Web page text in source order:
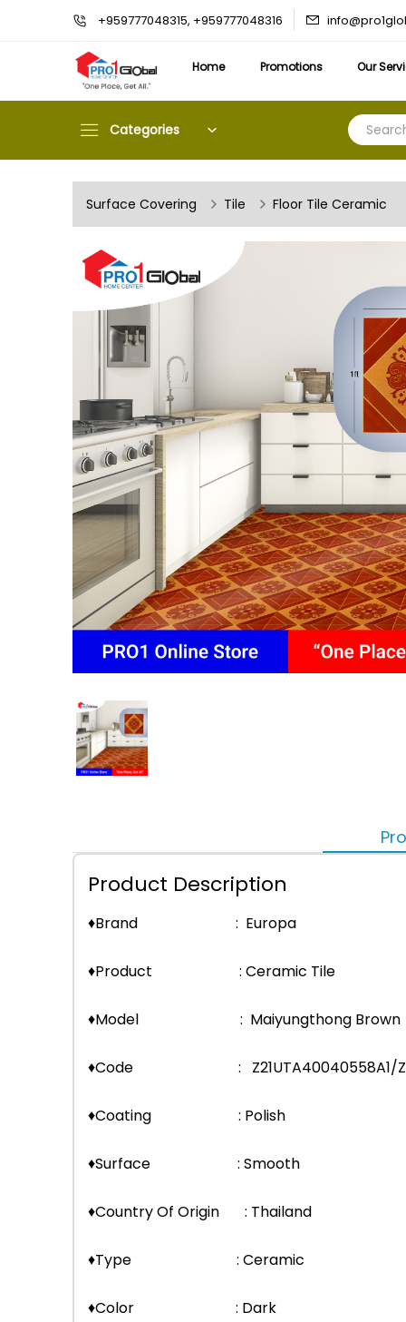
+959777048315, +959777048316
Home Promotions Our
Categories
Surface Covering Tile Floor Tile Ceramic
Product Description
♦Brand : Europa
♦Product : Ceramic Tile
♦Model : Maiyungthong Brown
♦Code : Z21UTA40040558A1/
♦Coating : Polish
♦Surface : Smooth
♦Country Of Origin : Thailand
♦Type : Ceramic
♦Color : Dark